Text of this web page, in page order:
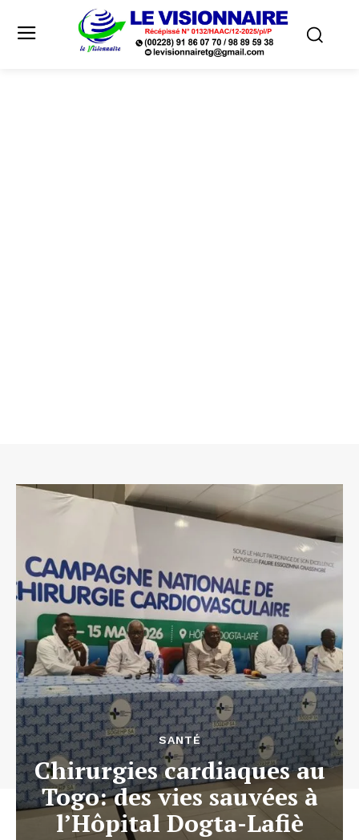
SANTÉ
Chirurgies cardiaques au
Togo: des vies sauvées à
l’Hôpital Dogta-Lafiè